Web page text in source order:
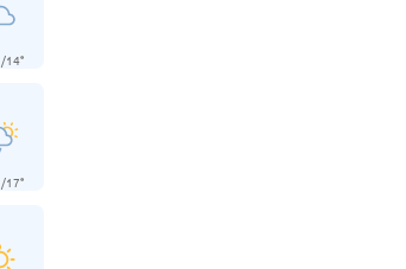
/14°
/17°